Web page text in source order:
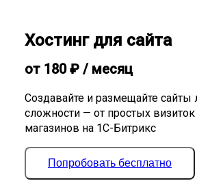
Хостинг для сайта
от 180₽ / месяц
Создавайте и размещайте
сложности — от простых
магазинов на 1С-Битрикс
Попробовать бесплатно